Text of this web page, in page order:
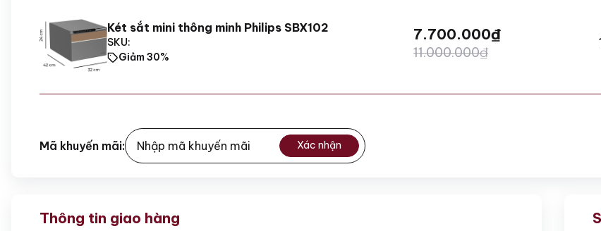
Két sắt mini thông minh Philips SBX102
SKU:
Giảm 30%
11.000.000₫
7.700.000₫
Mã khuyến mãi: Xác nhận
Thông tin giao hàng